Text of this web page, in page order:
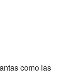
como las